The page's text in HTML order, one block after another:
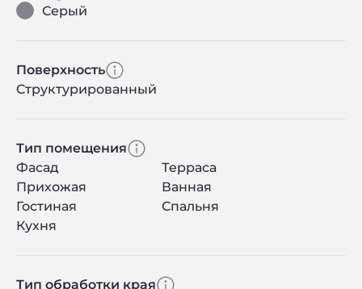
Серый
Поверхность
Структурированный
Тип помещения
Фасад
Терраса
Прихожая
Ванная
Гостиная
Спальня
Кухня
Тип обработки края